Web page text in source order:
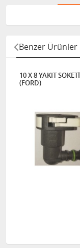
Benzer Ürünler
10 X 8 YAKIT SOKETİ
(FORD)